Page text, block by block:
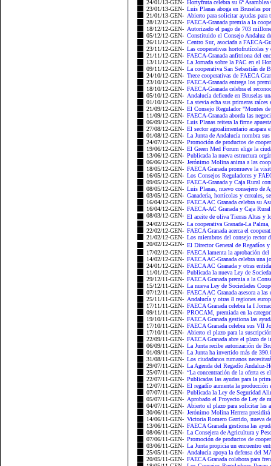
24/01/13-GEN- Hortyfruta celebra su 6ª
23/01/13-GEN- Luis Planas aboga en Bruselas
21/01/13-GEN- Abierto para solicitar ayudas
28/12/12-GEN- FAECA-Granada premia a la
18/12/12-GEN- Autorizado el pago de 703
05/12/12-GEN- Constituido el Consejo Andaluz
26/11/12-GEN- Centro Sur, asociada a FAECA-
23/11/12-GEN- Las cooperativas hortofrutícolas
21/11/12-GEN- FAECA-Granada anfitriona del
13/11/12-GEN- La Jornada sobre la PAC en el
09/11/12-GEN- La cooperativa San Sebastián de
24/10/12-GEN- Trece cooperativas de FAECA
23/10/12-GEN- FAECA-Granada entrega los
18/10/12-GEN- FAECA-Granada celebra el
05/10/12-GEN- Andalucía defiende en Bruselas
01/10/12-GEN- La stevia echa sus primeras raíces
21/09/12-GEN- El Consejo Regulador "Montes
11/09/12-GEN- FAECA-Granada aborda las
06/09/12-GEN- Luis Planas reitera la firme
27/08/12-GEN- El sector agroalimentario acapara
01/08/12-GEN- La Junta de Andalucía nombra
24/07/12-GEN- Promoción de productos de
19/06/12-GEN- El Green Med Forum elige la
13/06/12-GEN- Publicada la nueva estructura
06/06/12-GEN- Jerónimo Molina anima a las
18/05/12-GEN- FAECA Granada promueve la
16/05/12-GEN- Los Consejos Reguladores y
09/05/12-GEN- FAECA-Granada y Caja Rural
08/05/12-GEN- Luis Planas, nuevo consejero de
03/05/12-GEN- Ganadería, hortícolas y cereales,
16/04/12-GEN- FAECA AC Granada celebra su
16/04/12-GEN- FAECA-AC Granada y Caja
08/03/12-GEN- El aceite de oliva Tierras Altas y
24/02/12-GEN- La cooperativa Granada-La
22/02/12-GEN- FAECA Granada acerca el
21/02/12-GEN- Los miembros del consejo rector
20/02/12-GEN- El Director General de Regadíos
17/02/12-GEN- FAECA lamenta la aprobación
14/02/12-GEN- FAECA AC-Granada celebra una
24/01/12-GEN- FAECA AC Granada y otras
11/01/12-GEN- Publicada la nueva Ley de
29/12/11-GEN- FAECA Granada premia a la
15/12/11-GEN- La nueva Ley de Sociedades
07/12/11-GEN- FAECA AC Granada asesora a
25/11/11-GEN- Andalucía y otras 8 regiones
17/11/11-GEN- FAECA Granada celebra la I
09/11/11-GEN- PROCAM, premiada en la
19/10/11-GEN- FAECA Granada gestiona las
17/10/11-GEN- FAECA Granada celebra sus VII
17/10/11-GEN- Abierto el plazo para la
22/09/11-GEN- FAECA Granada abre el plazo de
06/09/11-GEN- La Junta recibe autorización de
01/09/11-GEN- La Junta ha invertido más de
31/08/11-GEN- Los ciudadanos rumanos
29/07/11-GEN- La Agenda del Regadío Andaluz-
25/07/11-GEN- “La concentración de la oferta es
22/07/11-GEN- Publicadas las ayudas para la
12/07/11-GEN- El regadío aumenta la producción
07/07/11-GEN- Publicada la Ley de Seguridad
05/07/11-GEN- Aprobado el Proyecto de Ley de
04/07/11-GEN- Abierto el plazo para solicitar las
30/06/11-GEN- Jerónimo Molina Herrera
14/06/11-GEN- Victoria Romero Garrido, nueva
13/06/11-GEN- FAECA Granada gestiona las
08/06/11-GEN- La Consejera de Agricultura y
07/06/11-GEN- Promoción de productos de
03/06/11-GEN- La Junta propicia un encuentro
25/05/11-GEN- Andalucía apoya la defensa del
20/05/11-GEN- FAECA Granada colabora para